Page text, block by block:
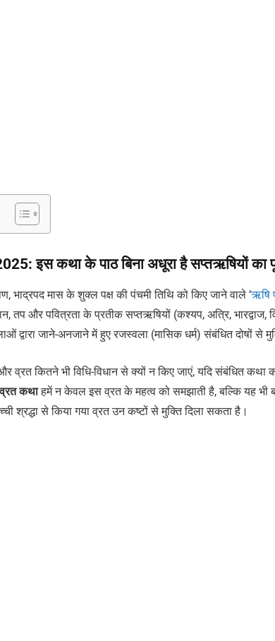
इस कथा के पाठ बिना अधूरा है सप्तऋषियों का
भाद्रपद मास के शुक्ल पक्ष की पंचमी तिथि को किए जाने वाले ‘ऋषि
तप और पवित्रता के प्रतीक सप्तऋषियों (कश्यप, अत्रि, भारद्वाज,
द्वारा जाने-अनजाने में हुए रजस्वला (मासिक धर्म) संबंधित दोषों से
व्रत कितने भी विधि-विधान से क्यों न किए जाएं, यदि संबंधित कथा
कथाहमें न केवल इस व्रत के महत्व को समझाती है, बल्कि यह भी
श्रद्धा से किया गया व्रत उन कष्टों से मुक्ति दिला सकता है।